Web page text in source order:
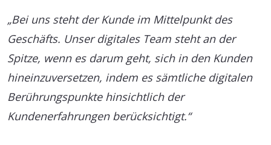
„Bei uns steht der Kunde im Mittelpunkt des
Geschäfts. Unser digitales Team steht an der
Spitze, wenn es darum geht, sich in den Kunden
hineinzuversetzen, indem es sämtliche digitalen
Berührungspunkte hinsichtlich der
Kundenerfahrungen berücksichtigt.“